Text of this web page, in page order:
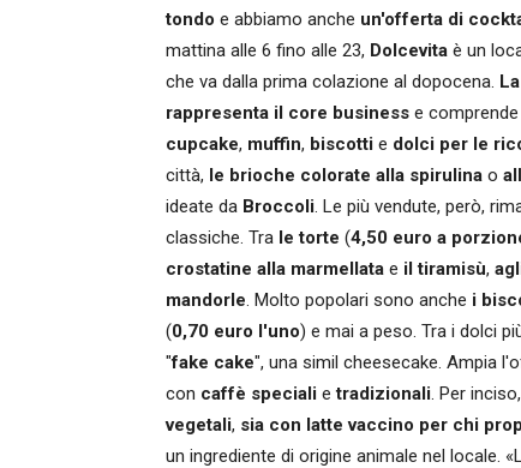
tondo e abbiamo anche un'offerta di
mattina alle 6 fino alle 23, Dolcevita è un
che va dalla prima colazione al dopocena.
rappresenta il core business e
cupcake, muffin, biscotti e dolci per le
città, le brioche colorate alla spirulina o
ideate da Broccoli. Le più vendute, però,
classiche. Tra le torte (4,50 euro a
crostatine alla marmellata e il tiramisù,
mandorle. Molto popolari sono anche i
(0,70 euro l'uno) e mai a peso. Tra i dolci
"fake cake", una simil cheesecake. Ampia
con caffè speciali e tradizionali. Per inciso,
vegetali, sia con latte vaccino per chi
un ingrediente di origine animale nel locale.